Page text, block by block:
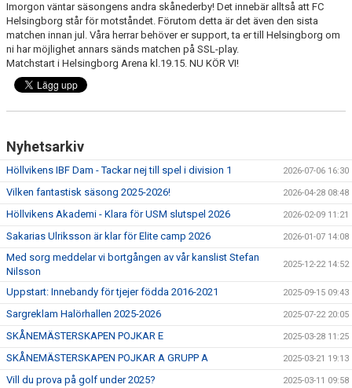
Imorgon väntar säsongens andra skånederby! Det innebär alltså att FC
Helsingborg står för motståndet. Förutom detta är det även den sista
matchen innan jul. Våra herrar behöver er support, ta er till Helsingborg om
ni har möjlighet annars sänds matchen på SSL-play.
Matchstart i Helsingborg Arena kl.19.15. NU KÖR VI!
Nyhetsarkiv
Höllvikens IBF Dam - Tackar nej till spel i division 1 2026-07-06 16:30
Vilken fantastisk säsong 2025-2026! 2026-04-28 08:48
Höllvikens Akademi - Klara för USM slutspel 2026 2026-02-09 11:21
Sakarias Ulriksson är klar för Elite camp 2026 2026-01-07 14:08
Med sorg meddelar vi bortgången av vår kanslist Stefan
Nilsson
2025-12-22 14:52
Uppstart: Innebandy för tjejer födda 2016-2021 2025-09-15 09:43
Sargreklam Halörhallen 2025-2026 2025-07-22 20:05
SKÅNEMÄSTERSKAPEN POJKAR E 2025-03-28 11:25
SKÅNEMÄSTERSKAPEN POJKAR A GRUPP A 2025-03-21 19:13
Vill du prova på golf under 2025? 2025-03-11 09:58